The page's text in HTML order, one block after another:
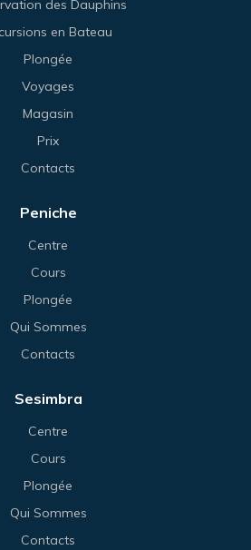
des Dauphins
en Bateau
Plongée
Voyages
Magasin
Prix
Contacts
Peniche
Centre
Cours
Plongée
Qui Sommes
Contacts
Sesimbra
Centre
Cours
Plongée
Qui Sommes
Contacts